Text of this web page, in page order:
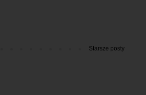
Starsze posty